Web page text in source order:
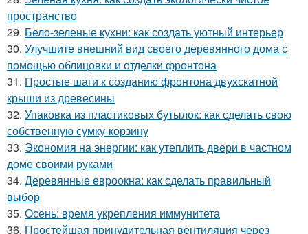
пространство
29. Бело-зеленые кухни: как создать уютный интерьер
30. Улучшите внешний вид своего деревянного дома с
помощью облицовки и отделки фронтона
31. Простые шаги к созданию фронтона двухскатной
крыши из древесины
32. Упаковка из пластиковых бутылок: как сделать свою
собственную сумку-корзину
33. Экономия на энергии: как утеплить двери в частном
доме своими руками
34. Деревянные евроокна: как сделать правильный
выбор
35. Осень: время укрепления иммунитета
36. Простейшая принудительная вентиляция через